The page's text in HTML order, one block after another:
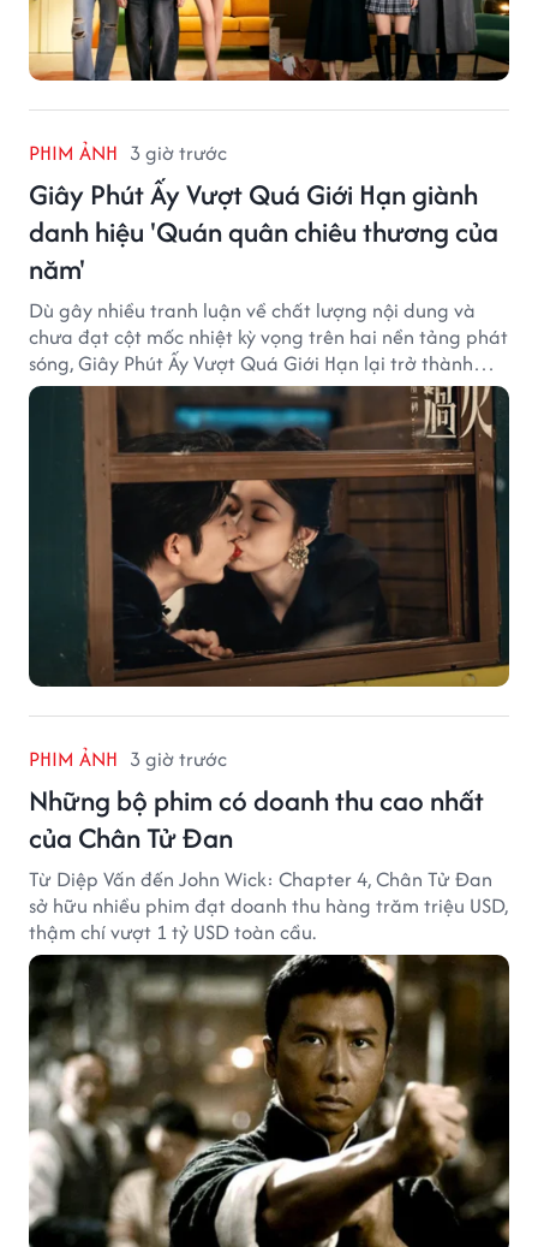
PHIM ẢNH 3 giờ trước
Giây Phút Ấy Vượt Quá Giới Hạn giành
danh hiệu 'Quán quân chiêu thương của
năm'
Dù gây nhiều tranh luận về chất lượng nội dung và
chưa đạt cột mốc nhiệt kỳ vọng trên hai nền tảng phát
sóng, Giây Phút Ấy Vượt Quá Giới Hạn lại trở thành
hiện tượng ở khía cạnh thương mại.
PHIM ẢNH 3 giờ trước
Những bộ phim có doanh thu cao nhất
của Chân Tử Đan
Từ Diệp Vấn đến John Wick: Chapter 4, Chân Tử Đan
sở hữu nhiều phim đạt doanh thu hàng trăm triệu USD,
thậm chí vượt 1 tỷ USD toàn cầu.